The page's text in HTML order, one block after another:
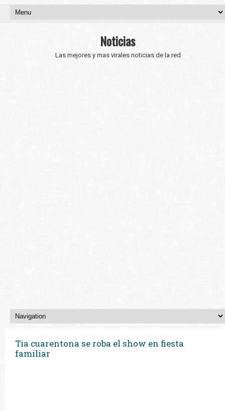
Noticias
Las mejores y mas virales noticias de la red
Tia cuarentona se roba el show en fiesta
familiar